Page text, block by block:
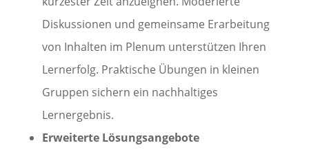
Diskussionen und gemeinsame Erarbeitung
von Inhalten im Plenum unterstützen Ihren
Lernerfolg. Praktische Übungen in kleinen
Gruppen sichern ein nachhaltiges
Lernergebnis.
Erweiterte Lösungsangebote